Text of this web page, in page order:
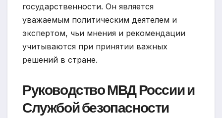
государственности. Он является
уважаемым политическим деятелем и
экспертом, чьи мнения и рекомендации
учитываются при принятии важных
решений в стране.
Руководство МВД России и
Службой безопасности